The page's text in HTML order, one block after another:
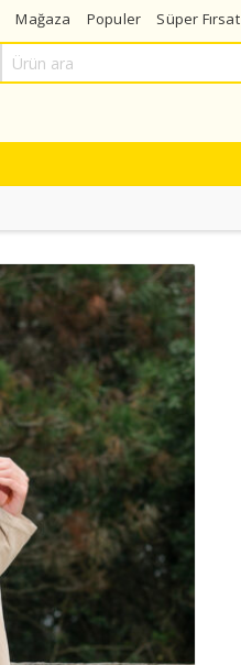
Mağaza Populer Süper Fırsat